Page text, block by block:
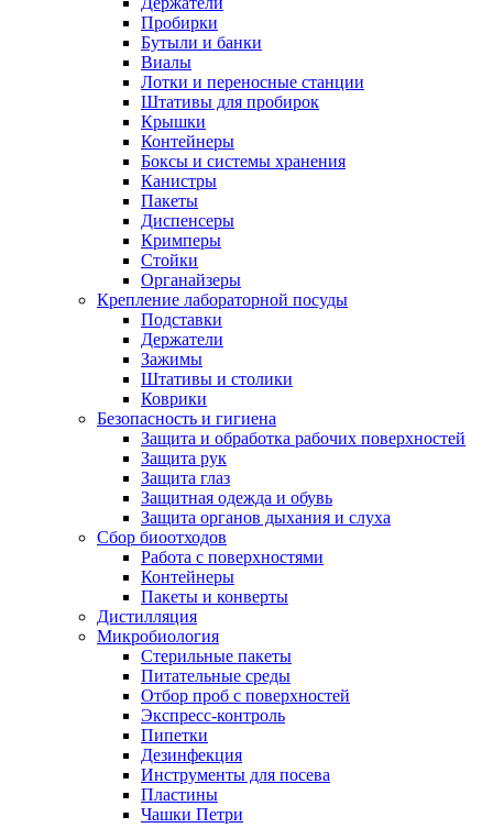
Пробирки
Бутыли и банки
Виалы
Лотки и переносные станции
Штативы для пробирок
Крышки
Контейнеры
Боксы и системы хранения
Канистры
Пакеты
Диспенсеры
Кримперы
Стойки
Органайзеры
Крепление лабораторной посуды
Подставки
Держатели
Зажимы
Штативы и столики
Коврики
Безопасность и гигиена
Защита и обработка рабочих поверхностей
Защита рук
Защита глаз
Защитная одежда и обувь
Защита органов дыхания и слуха
Сбор биоотходов
Работа с поверхностями
Контейнеры
Пакеты и конверты
Дистилляция
Микробиология
Стерильные пакеты
Питательные среды
Отбор проб с поверхностей
Экспресс-контроль
Пипетки
Дезинфекция
Инструменты для посева
Пластины
Чашки Петри